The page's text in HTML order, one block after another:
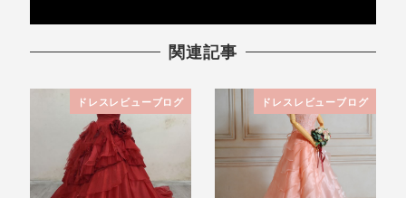
関連記事
ドレスレビューブログ ドレスレビューブログ